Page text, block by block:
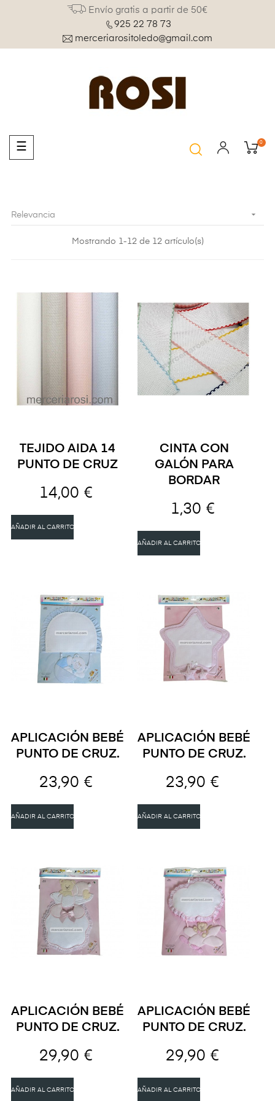
Envío gratis a partir de 50€
925 22 78 73
merceriarositoledo@gmail.com
Navegación
de
☰ 0
Relevancia 
Mostrando 1-12 de 12 artículo(s)
TEJIDO AIDA 14
PUNTO DE CRUZ
14,00 €
AÑADIR AL CARRITO
CINTA CON
GALÓN PARA
BORDAR
1,30 €
AÑADIR AL CARRITO
APLICACIÓN BEBÉ
PUNTO DE CRUZ.
23,90 €
AÑADIR AL CARRITO
APLICACIÓN BEBÉ
PUNTO DE CRUZ.
23,90 €
AÑADIR AL CARRITO
APLICACIÓN BEBÉ
PUNTO DE CRUZ.
29,90 €
AÑADIR AL CARRITO
APLICACIÓN BEBÉ
PUNTO DE CRUZ.
29,90 €
AÑADIR AL CARRITO